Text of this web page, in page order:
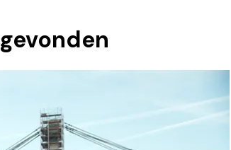
gevonden